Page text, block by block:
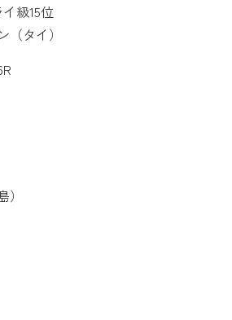
級15位
タイ）
）